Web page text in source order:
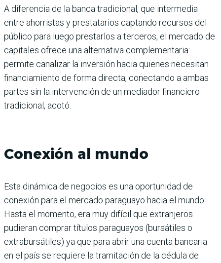
A diferencia de la banca tradicional, que intermedia
entre ahorristas y prestatarios captando recursos del
público para luego prestarlos a terceros, el mercado de
capitales ofrece una alternativa complementaria:
permite canalizar la inversión hacia quienes necesitan
financiamiento de forma directa, conectando a ambas
partes sin la intervención de un mediador financiero
tradicional, acotó.
Conexión al mundo
Esta dinámica de negocios es una oportunidad de
conexión para el mercado paraguayo hacia el mundo.
Hasta el momento, era muy difícil que extranjeros
pudieran comprar títulos paraguayos (bursátiles o
extrabursátiles) ya que para abrir una cuenta bancaria
en el país se requiere la tramitación de la cédula de